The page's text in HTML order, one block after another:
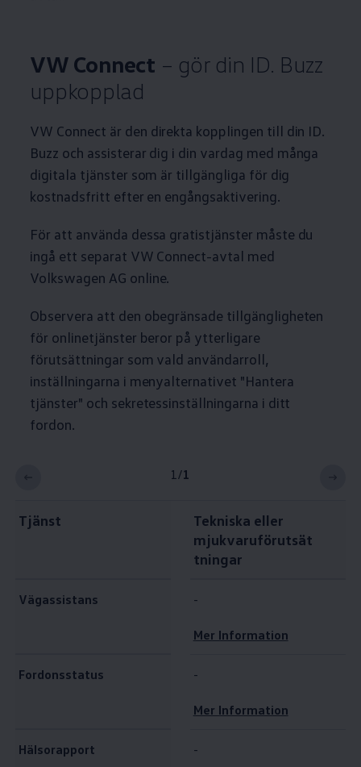
VW Connect – gör din ID. Buzz
uppkopplad
VW Connect är den direkta kopplingen till din ID.
Buzz och assisterar dig i din vardag med många
digitala tjänster som är tillgängliga för dig
kostnadsfritt efter en engångsaktivering.
För att använda dessa gratistjänster måste du
ingå ett separat VW Connect-avtal med
Volkswagen AG online.
Observera att den obegränsade tillgängligheten
för onlinetjänster beror på ytterligare
förutsättningar som vald användarroll,
inställningarna i menyalternativet "Hantera
tjänster" och sekretessinställningarna i ditt
fordon.
1 /1
Tjänst
Tekniska eller
mjukvaruförutsät
tningar
Vägassistans -
Mer Information
Fordonsstatus -
Mer Information
Hälsorapport -